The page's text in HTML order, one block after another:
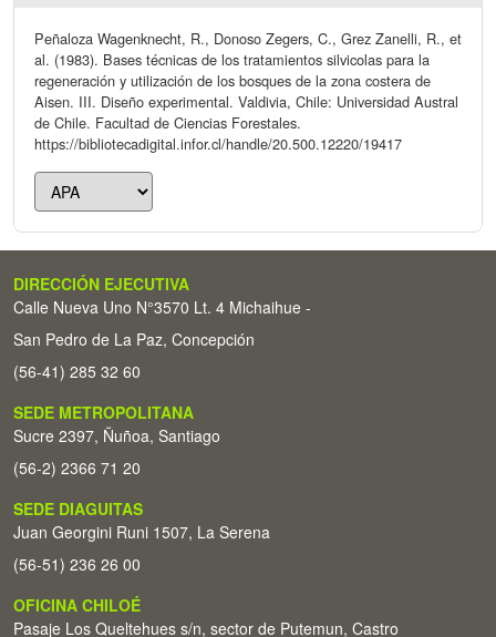
Peñaloza Wagenknecht, R., Donoso Zegers, C., Grez Zanelli, R., et
al. (1983). Bases técnicas de los tratamientos silvicolas para la
regeneración y utilización de los bosques de la zona costera de
Aisen. III. Diseño experimental. Valdivia, Chile: Universidad Austral
de Chile. Facultad de Ciencias Forestales.
https://bibliotecadigital.infor.cl/handle/20.500.12220/19417
DIRECCIÓN EJECUTIVA
Calle Nueva Uno N°3570 Lt. 4 Michaihue -
San Pedro de La Paz, Concepción
(56-41) 285 32 60
SEDE METROPOLITANA
Sucre 2397, Ñuñoa, Santiago
(56-2) 2366 71 20
SEDE DIAGUITAS
Juan Georgini Runi 1507, La Serena
(56-51) 236 26 00
OFICINA CHILOÉ
Pasaje Los Queltehues s/n, sector de Putemun, Castro